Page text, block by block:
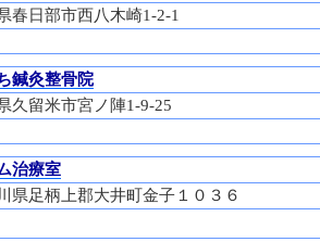
春日部市西八木崎1-2-1
鍼灸整骨院
久留米市宮ノ陣1-9-25
治療室
県足柄上郡大井町金子１０３６